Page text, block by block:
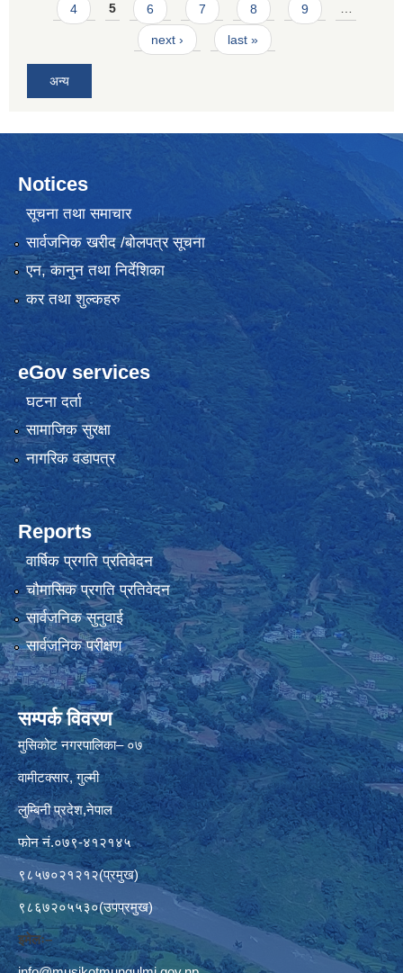
4 5 6 7 8 9 …
next › last »
अन्य
Notices
सूचना तथा समाचार
सार्वजनिक खरीद /बोलपत्र सूचना
एन, कानुन तथा निर्देशिका
कर तथा शुल्कहरु
eGov services
घटना दर्ता
सामाजिक सुरक्षा
नागरिक वडापत्र
Reports
वार्षिक प्रगति प्रतिवेदन
चौमासिक प्रगति प्रतिवेदन
सार्वजनिक सुनुवाई
सार्वजनिक परीक्षण
सम्पर्क विवरण
मुसिकोट नगरपालिका– ०७
वामीटक्सार, गुल्मी
लुम्बिनी प्रदेश,नेपाल
फोन नं.०७९-४१२१४५
९८५७०२१२१२(प्रमुख)
९८६७२०५५३०(उपप्रमुख)
इमेलः–